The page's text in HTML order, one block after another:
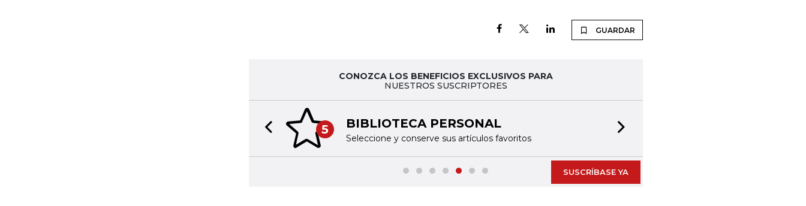
GUARDAR
CONOZCA LOS BENEFICIOS EXCLUSIVOS PARA
NUESTROS SUSCRIPTORES
5 BIBLIOTECA PERSONAL
Seleccione y conserve sus artículos favoritos
Previous slide
SUSCRÍBASE YA